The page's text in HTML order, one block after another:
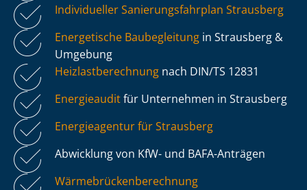
Individueller Sa­nie­rungs­fahr­plan Strausberg
Energetische Baubegleitung in Strausberg &
Umgebung
Heiz­last­be­rech­nung nach DIN/TS 12831
Energieauditfür Unternehmen in Strausberg
Energieagentur für Strausberg
Abwicklung von KfW- und BAFA-Anträgen
Wär­me­brü­cken­be­rech­nung